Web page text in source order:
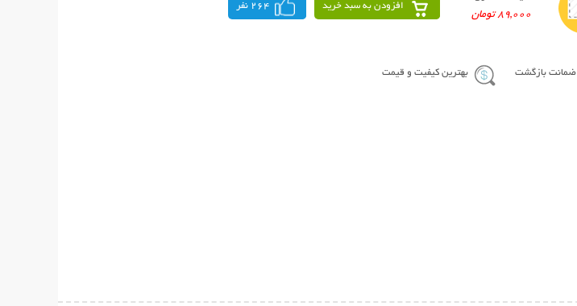
89,000 تومان
افزودن به سبد خرید 264 نفر
ضمانت بازگشت بهترین کیفیت و قیمت